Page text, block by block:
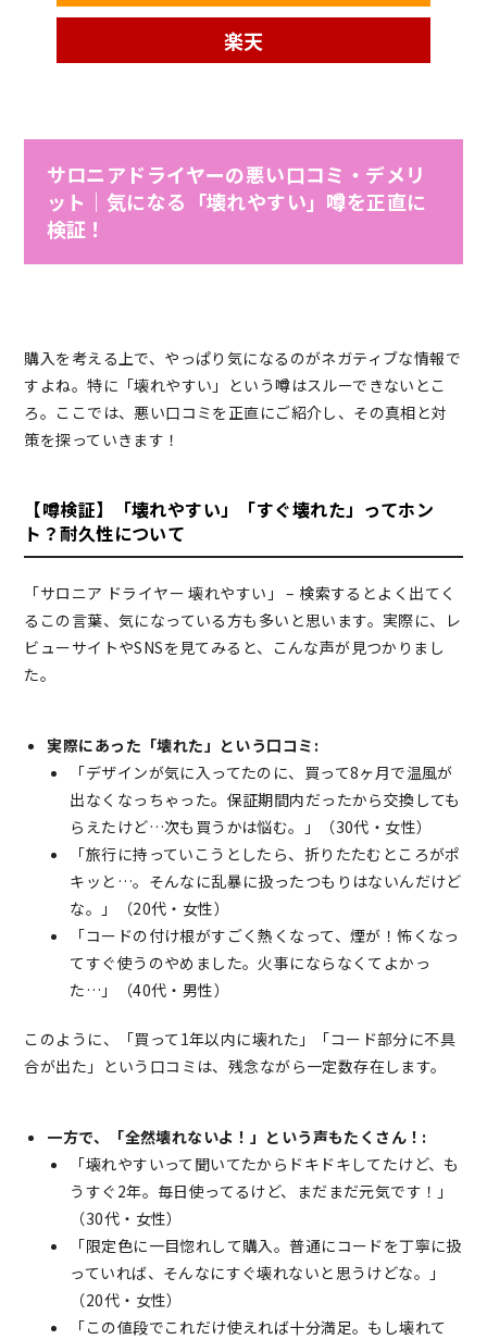
楽天
サロニアドライヤーの悪い口コミ・デメリ
ット｜気になる「壊れやすい」噂を正直に
検証！
購入を考える上で、やっぱり気になるのがネガティブな情報で
すよね。特に「壊れやすい」という噂はスルーできないとこ
ろ。ここでは、悪い口コミを正直にご紹介し、その真相と対
策を探っていきます！
【噂検証】「壊れやすい」「すぐ壊れた」ってホン
ト？耐久性について
「サロニア ドライヤー 壊れやすい」 – 検索するとよく出てく
るこの言葉、気になっている方も多いと思います。実際に、レ
ビューサイトやSNSを見てみると、こんな声が見つかりまし
た。
実際にあった「壊れた」という口コミ:
「デザインが気に入ってたのに、買って8ヶ月で温風が
出なくなっちゃった。保証期間内だったから交換しても
らえたけど…次も買うかは悩む。」（30代・女性）
「旅行に持っていこうとしたら、折りたたむところがポ
キッと…。そんなに乱暴に扱ったつもりはないんだけど
な。」（20代・女性）
「コードの付け根がすごく熱くなって、煙が！怖くなっ
てすぐ使うのやめました。火事にならなくてよかっ
た…」（40代・男性）
このように、「買って1年以内に壊れた」「コード部分に不具
合が出た」という口コミは、残念ながら一定数存在します。
一方で、「全然壊れないよ！」という声もたくさん！:
「壊れやすいって聞いてたからドキドキしてたけど、も
うすぐ2年。毎日使ってるけど、まだまだ元気です！」
（30代・女性）
「限定色に一目惚れして購入。普通にコードを丁寧に扱
っていれば、そんなにすぐ壊れないと思うけどな。」
（20代・女性）
「この値段でこれだけ使えれば十分満足。もし壊れて